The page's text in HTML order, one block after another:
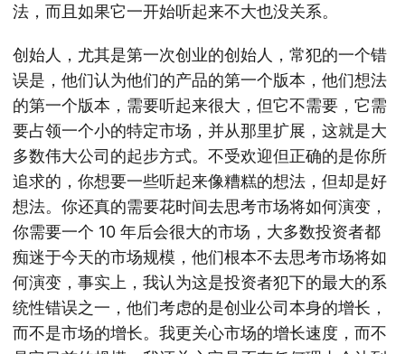
法，而且如果它一开始听起来不大也没关系。
创始人，尤其是第一次创业的创始人，常犯的一个错
误是，他们认为他们的产品的第一个版本，他们想法
的第一个版本，需要听起来很大，但它不需要，它需
要占领一个小的特定市场，并从那里扩展，这就是大
多数伟大公司的起步方式。不受欢迎但正确的是你所
追求的，你想要一些听起来像糟糕的想法，但却是好
想法。你还真的需要花时间去思考市场将如何演变，
你需要一个 10 年后会很大的市场，大多数投资者都
痴迷于今天的市场规模，他们根本不去思考市场将如
何演变，事实上，我认为这是投资者犯下的最大的系
统性错误之一，他们考虑的是创业公司本身的增长，
而不是市场的增长。我更关心市场的增长速度，而不